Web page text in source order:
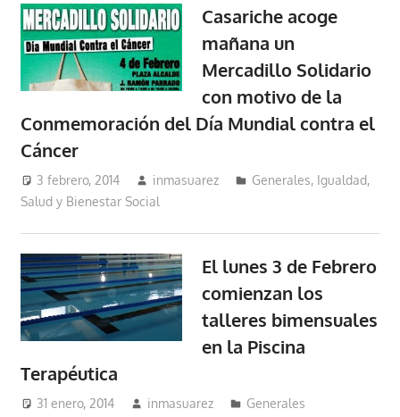
Casariche acoge
mañana un
Mercadillo Solidario
con motivo de la
Conmemoración del Día Mundial contra el
Cáncer
3 febrero, 2014 inmasuarez Generales, Igualdad,
Salud y Bienestar Social
El lunes 3 de Febrero
comienzan los
talleres bimensuales
en la Piscina
Terapéutica
31 enero, 2014 inmasuarez Generales